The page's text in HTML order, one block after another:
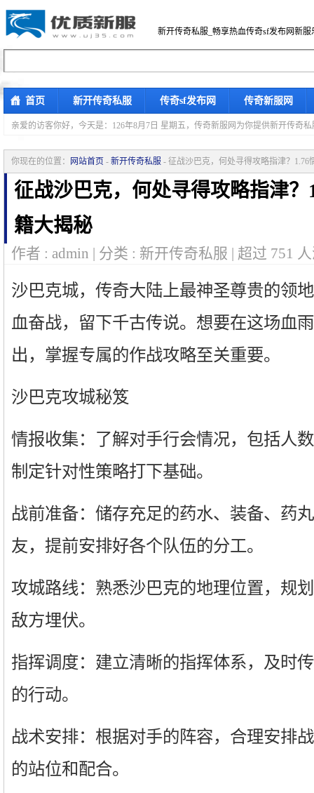
新开传奇私服_畅享热血传奇sf发布网新服
首页 新开传奇私服 传奇sf发布网 传奇新服网
亲爱的访客你好， 今天是：126年8月7日 星期五，传奇新服网为你提供新开传奇
你现在的位置： 网站首页 - 新开传奇私服 - 征战沙巴克，何处寻得攻略指津？1.76
征战沙巴克，何处寻得攻略指津？
籍大揭秘
作者 : admin | 分类 : 新开传奇私服 | 超过 751
沙巴克城，传奇大陆上最神圣尊贵的领
血奋战，留下千古传说。想要在这场血
出，掌握专属的作战攻略至关重要。
沙巴克攻城秘笈
情报收集：了解对手行会情况，包括人
制定针对性策略打下基础。
战前准备：储存充足的药水、装备、药
友，提前安排好各个队伍的分工。
攻城路线：熟悉沙巴克的地理位置，规
敌方埋伏。
指挥调度：建立清晰的指挥体系，及时
的行动。
战术安排：根据对手的阵容，合理安排
的站位和配合。